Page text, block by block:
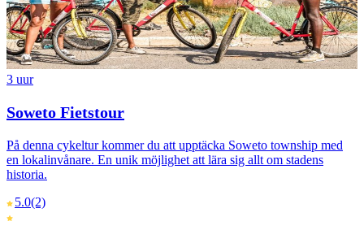
3 uur
Soweto Fietstour
På denna cykeltur kommer du att upptäcka Soweto township med
en lokalinvånare. En unik möjlighet att lära sig allt om stadens
historia.
5.0(2)